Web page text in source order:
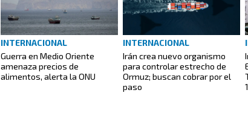
INTERNACIONAL
Guerra en Medio Oriente
amenaza precios de
alimentos, alerta la ONU
INTERNACIONAL
Irán crea nuevo organismo
para controlar estrecho de
Ormuz; buscan cobrar por el
paso